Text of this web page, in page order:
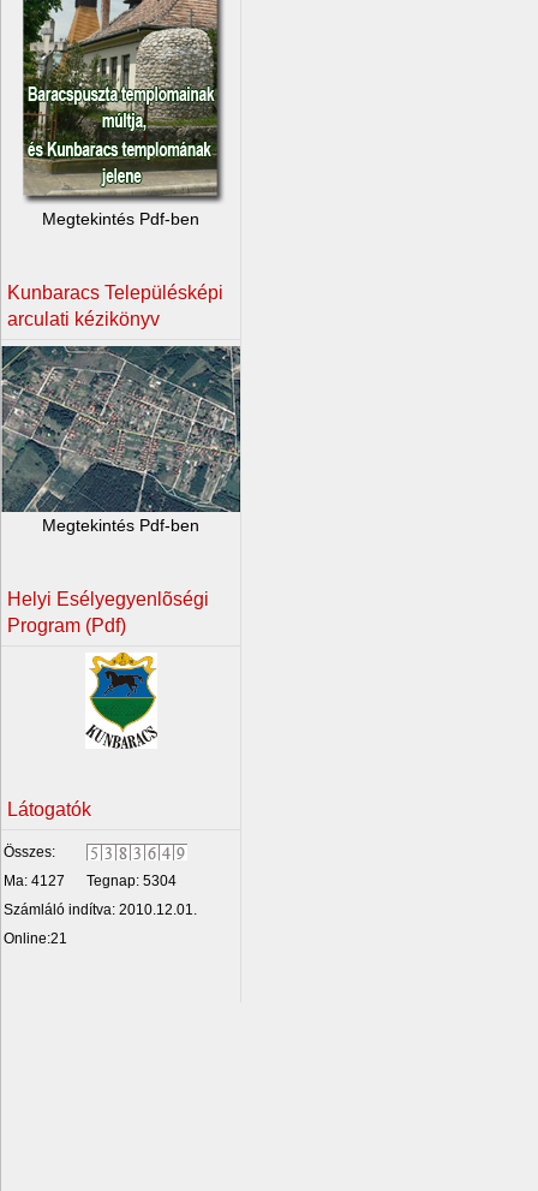
Megtekintés Pdf-ben
Kunbaracs Településképi
arculati kézikönyv
Megtekintés Pdf-ben
Helyi Esélyegyenlõségi
Program (Pdf)
Látogatók
Összes:
Ma: 4127
Tegnap: 5304
Számláló indítva: 2010.12.01.
Online:21